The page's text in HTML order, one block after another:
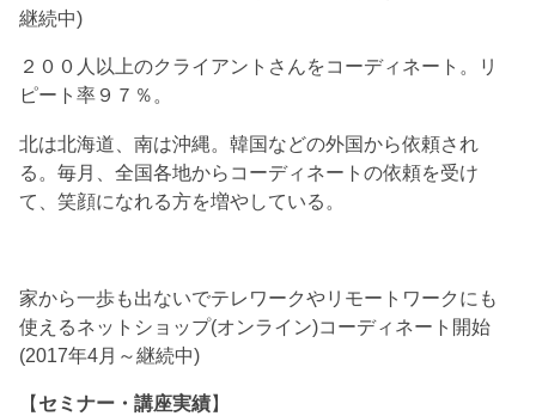
継続中)
２００人以上のクライアントさんをコーディネート。リ
ピート率９７％。
北は北海道、南は沖縄。韓国などの外国から依頼され
る。毎月、全国各地からコーディネートの依頼を受け
て、笑顔になれる方を増やしている。
家から一歩も出ないでテレワークやリモートワークにも
使えるネットショップ(オンライン)コーディネート開始
(2017年4月～継続中)
【セミナー・講座実績】